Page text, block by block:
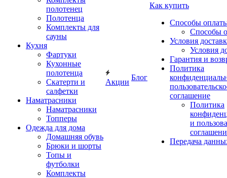
полотенец
Полотенца
Комплекты для
сауны
Кухня
Фартуки
Кухонные
полотенца
Скатерти и
салфетки
Наматрасники
Наматрасники
Топперы
Одежда для дома
Домашняя обувь
Брюки и шорты
Топы и
футболки
Комплекты
Акции
Блог
Как купить
Способы
Способы
Условия
Условия
Гарантия и
Политика
соглашение
Политика
и
Передача